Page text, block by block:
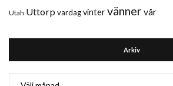
Utah Uttorp vardagvintervänner vår
Arkiv